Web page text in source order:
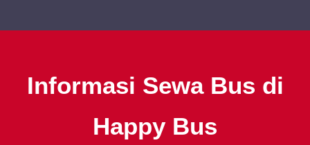
Informasi Sewa Bus di
Happy Bus